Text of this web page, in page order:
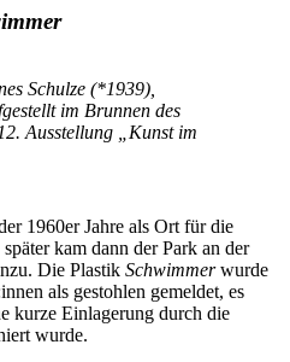
Schulze (*1939),
im Brunnen des
Ausstellung „Kunst im
1960er Jahre als Ort für die
kam dann der Park an der
Die Plastik Schwimmerwurde
als gestohlen gemeldet, es
kurze Einlagerung durch die
wurde.